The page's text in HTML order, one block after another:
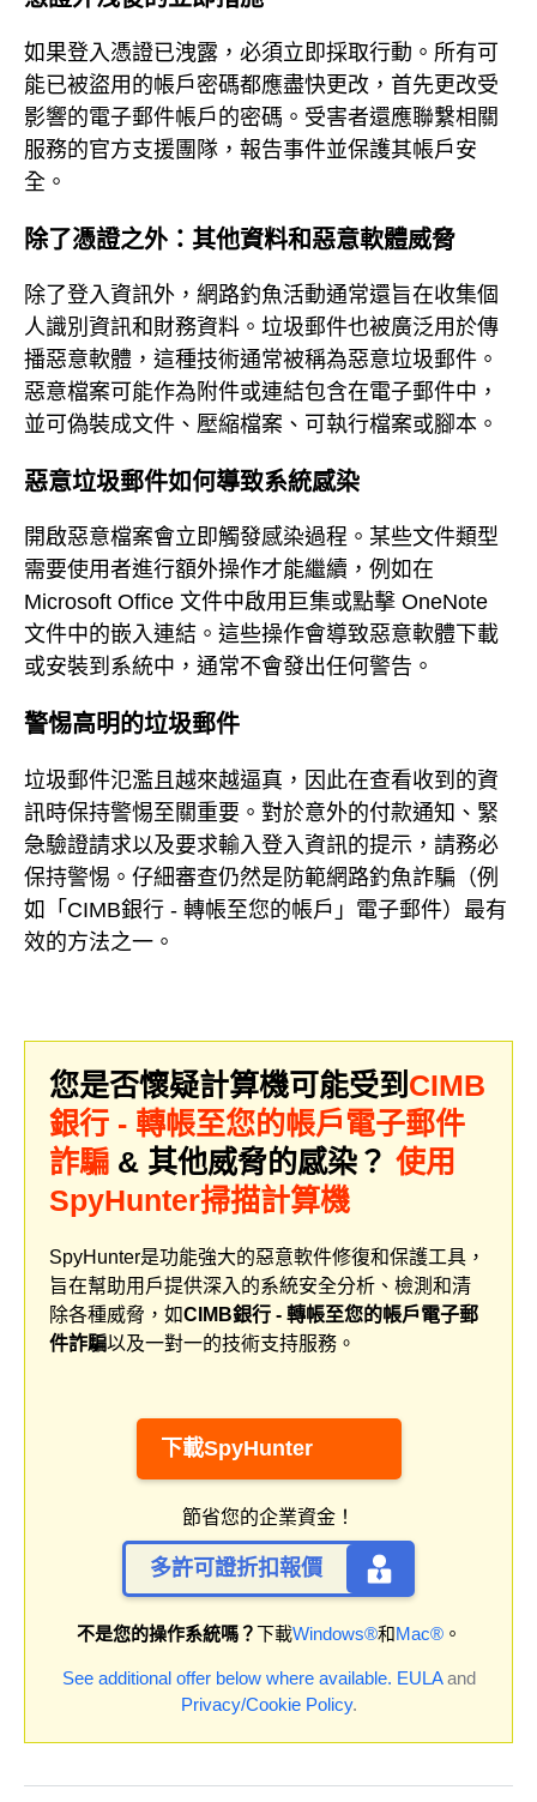
如果登入憑證已洩露，必須立即採取行動。所有可
能已被盜用的帳戶密碼都應盡快更改，首先更改受
影響的電子郵件帳戶的密碼。受害者還應聯繫相關
服務的官方支援團隊，報告事件並保護其帳戶安
全。
除了憑證之外：其他資料和惡意軟體威脅
除了登入資訊外，網路釣魚活動通常還旨在收集個
人識別資訊和財務資料。垃圾郵件也被廣泛用於傳
播惡意軟體，這種技術通常被稱為惡意垃圾郵件。
惡意檔案可能作為附件或連結包含在電子郵件中，
並可偽裝成文件、壓縮檔案、可執行檔案或腳本。
惡意垃圾郵件如何導致系統感染
開啟惡意檔案會立即觸發感染過程。某些文件類型
需要使用者進行額外操作才能繼續，例如在
Microsoft Office 文件中啟用巨集或點擊 OneNote
文件中的嵌入連結。這些操作會導致惡意軟體下載
或安裝到系統中，通常不會發出任何警告。
警惕高明的垃圾郵件
垃圾郵件氾濫且越來越逼真，因此在查看收到的資
訊時保持警惕至關重要。對於意外的付款通知、緊
急驗證請求以及要求輸入登入資訊的提示，請務必
保持警惕。仔細審查仍然是防範網路釣魚詐騙（例
如「CIMB銀行 - 轉帳至您的帳戶」電子郵件）最有
效的方法之一。
您是否懷疑計算機可能受到 CIMB
銀行 - 轉帳至您的帳戶電子郵件
詐騙 & 其他威脅的感染？ 使用
SpyHunter掃描計算機
SpyHunter是功能強大的惡意軟件修復和保護工具，
旨在幫助用戶提供深入的系統安全分析、檢測和清
除各種威脅，如CIMB銀行 - 轉帳至您的帳戶電子郵
件詐騙以及一對一的技術支持服務。
下載SpyHunter
節省您的企業資金！
多許可證折扣報價
不是您的操作系統嗎？下載Windows®和Mac®。
See additional offer below where available. EULAand
Privacy/Cookie Policy.